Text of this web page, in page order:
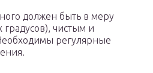
должен быть в меру
чистым и
регулярные